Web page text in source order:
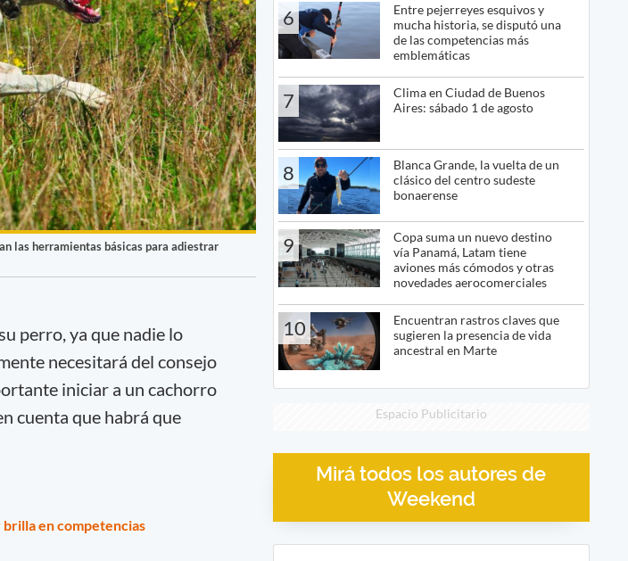
las herramientas básicas para adiestrar
perro, ya que nadie lo
necesitará del consejo
iniciar a un cachorro
cuenta que habrá que
en competencias
6
Entre pejerreyes esquivos y
mucha historia, se disputó una
de las competencias más
emblemáticas
7
Clima en Ciudad de Buenos
Aires: sábado 1 de agosto
8
Blanca Grande, la vuelta de un
clásico del centro sudeste
bonaerense
9
Copa suma un nuevo destino
vía Panamá, Latam tiene
aviones más cómodos y otras
novedades aerocomerciales
10
Encuentran rastros claves que
sugieren la presencia de vida
ancestral en Marte
Espacio Publicitario
Mirá todos los autores de
Weekend